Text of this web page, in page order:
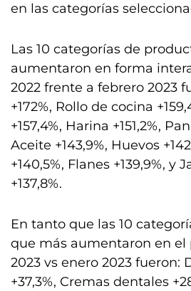
en las categorías
Las 10 categorías de
aumentaron en forma
2022 frente a febrero 2023
+172%, Rollo de cocina
+157,4%, Harina +151,2%,
Aceite +143,9%, Huevos
+140,5%, Flanes +139,9%, y
+137,8%.
En tanto que las 10
que más aumentaron en el
2023 vs enero 2023 fueron:
+37,3%, Cremas dentales